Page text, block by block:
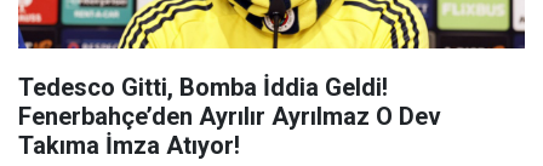
Tedesco Gitti, Bomba İddia Geldi!
Fenerbahçe’den Ayrılır Ayrılmaz O Dev
Takıma İmza Atıyor!